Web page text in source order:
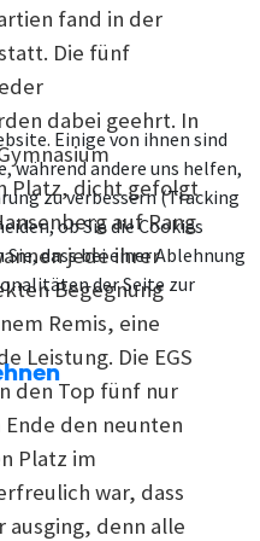
fand in der
Die fünf
dabei geehrt. In
Platz, dicht gefolgt
auf Rang
jede ihrer
Begegnung
Remis, eine
Leistung. Die EGS
den Top fünf nur
den neunten
Platz im
war, dass
denn alle
Einige von ihnen sind
während andere uns helfen,
zu verbessern (Tracking
ob Sie die Cookies
dass bei einer Ablehnung
der Seite zur